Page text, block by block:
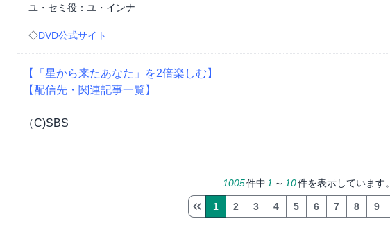
ユ・セミ役：ユ・インナ
◇DVD公式サイト
【「星から来たあなた」を2倍楽しむ】
【配信先・関連記事一覧】
（C)SBS
1005件中 1 ～ 10件を表示しています。
1 2 3 4 5 6 7 8 9